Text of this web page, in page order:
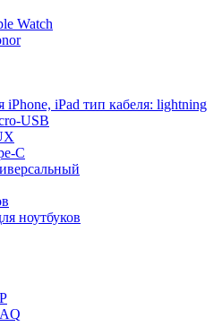
Watch
iPhone, iPad тип кабеля: lightning
USB
C
ноутбуков